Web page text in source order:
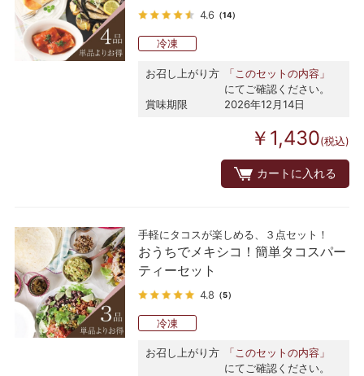
4.6 （14）
冷凍
お召し上がり方
「このセットの内容」
にてご確認ください。
賞味期限
2026年12月14日
￥1,430(税込)
カートに入れる
手軽にタコスが楽しめる、３点セット！
おうちでメキシコ！簡単タコスパー
ティーセット
4.8 （5）
冷凍
お召し上がり方
「このセットの内容」
にてご確認ください。